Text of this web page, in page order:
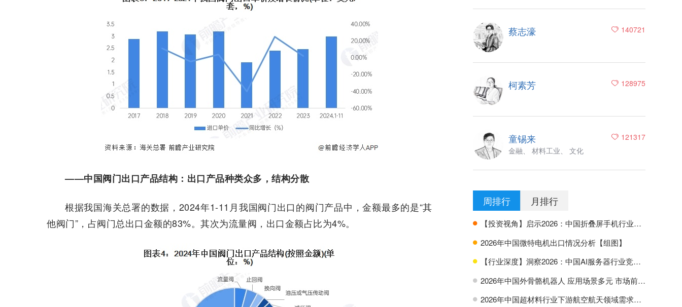
——中国阀门出口产品结构：出口产品种类众多，结构分散
根据我国海关总署的数据，2024年1-11月我国阀门出口的阀门产品中，金额最多的是“其
他阀门”，占阀门总出口金额的83%。其次为流量阀，出口金额占比为4%。
140721
蔡志濠
128975
柯素芳
121317
童锡来
金融、 材料工业、 文化
周排行 月排行
H 【投资视角】启示2026：中国折叠屏手机行业投融资及兼并重组分析
H 2026年中国微特电机出口情况分析【组图】
H 【行业深度】洞察2026：中国AI服务器行业竞争格局及市场份额
H 2026年中国外骨骼机器人 应用场景多元 市场前景广阔【组图】
H 2026年中国超材料行业下游航空航天领域需求分析【组图】